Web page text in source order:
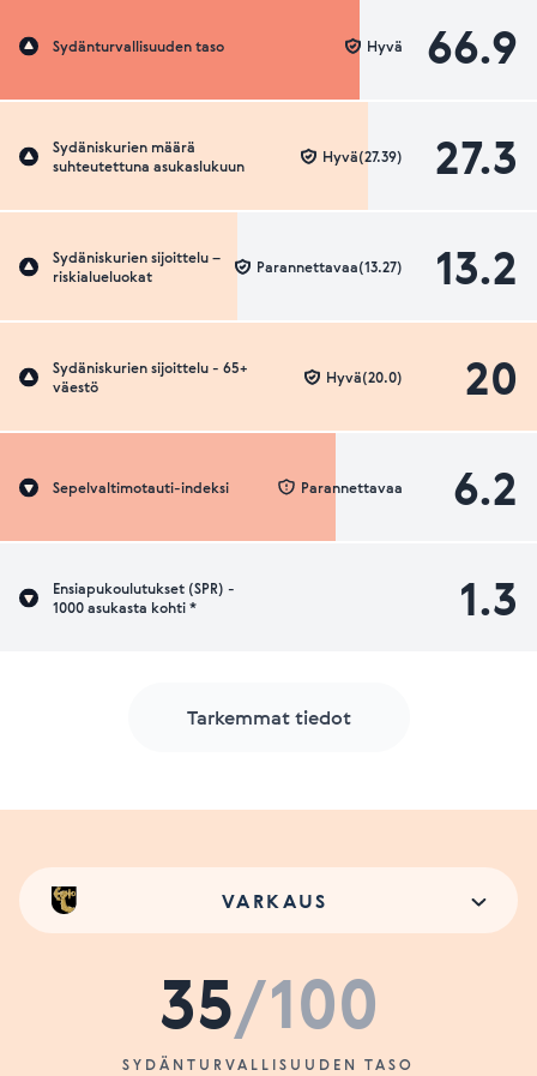
Sydänturvallisuuden taso 66.9
Hyvä
Sydäniskurien määrä
suhteutettuna asukaslukuun
27.3
Hyvä(27.39)
Sydäniskurien sijoittelu –
riskialueluokat
13.2
Parannettavaa(13.27)
Sydäniskurien sijoittelu - 65+
väestö
20
Hyvä(20.0)
Sepelvaltimotauti-indeksi 6.2
Parannettavaa
Ensiapukoulutukset (SPR) -
1000 asukasta kohti *
1.3
Tarkemmat tiedot
VARKAUS
35/100
SYDÄNTURVALLISUUDEN TASO